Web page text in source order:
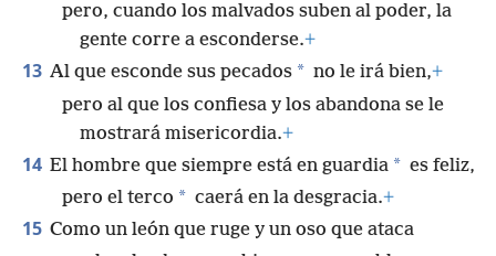
pero, cuando los malvados suben al poder, la
gente corre a esconderse.+
13 Al que esconde sus pecados * no le irá bien,+
pero al que los confiesa y los abandona se le
mostrará misericordia.+
14 El hombre que siempre está en guardia * es feliz,
pero el terco * caerá en la desgracia.+
15 Como un león que ruge y un oso que ataca